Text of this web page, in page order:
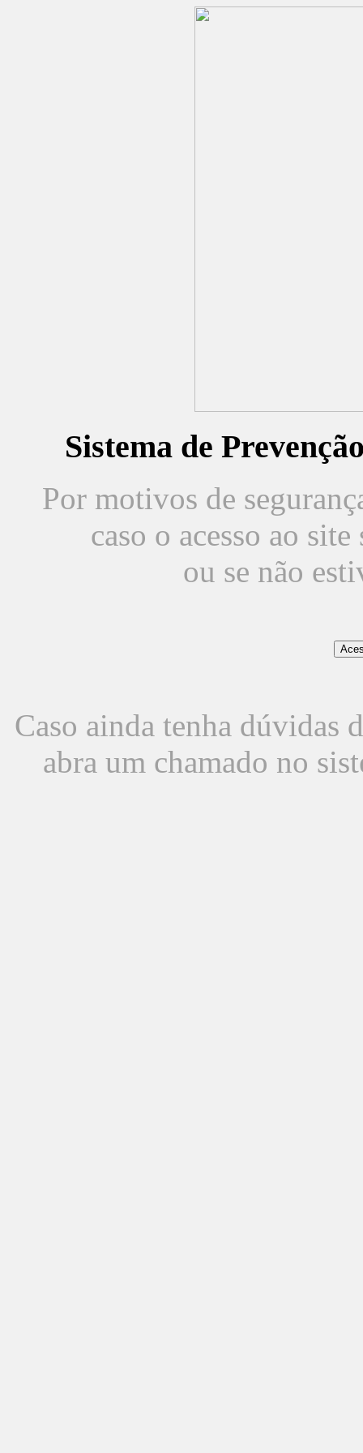
Sistema de
Por motivos de
caso o acesso ao
ou se não
Caso ainda tenha dúvidas
abra um chamado no